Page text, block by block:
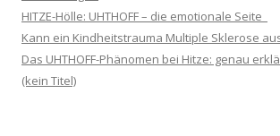
HITZE-Hölle: UHTHOFF – die emotionale Seite
Kann ein Kindheitstrauma Multiple Sklerose
Das UHTHOFF-Phänomen bei Hitze: genau
(kein Titel)